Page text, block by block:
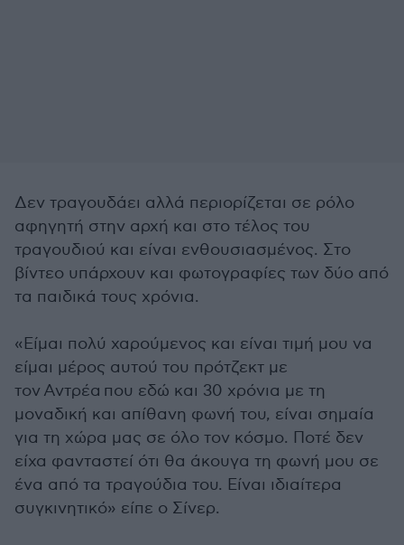
Δεν τραγουδάει αλλά περιορίζεται σε ρόλο
αφηγητή στην αρχή και στο τέλος του
τραγουδιού και είναι ενθουσιασμένος. Στο
βίντεο υπάρχουν και φωτογραφίες των δύο από
τα παιδικά τους χρόνια.
«Είμαι πολύ χαρούμενος και είναι τιμή μου να
είμαι μέρος αυτού του πρότζεκτ με
τον Αντρέα που εδώ και 30 χρόνια με τη
μοναδική και απίθανη φωνή του, είναι σημαία
για τη χώρα μας σε όλο τον κόσμο. Ποτέ δεν
είχα φανταστεί ότι θα άκουγα τη φωνή μου σε
ένα από τα τραγούδια του. Είναι ιδιαίτερα
συγκινητικό» είπε ο Σίνερ.